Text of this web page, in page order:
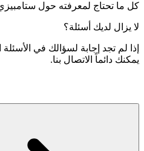
كل ما تحتاج لمعرفته حول
لا يزال لديك أسئلة؟
إذا لم تجد إجابة لسؤالك في
يمكنك دائماً الاتصال بنا.